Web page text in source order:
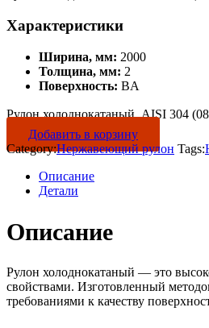
Характеристики
Ширина, мм: 2000
Толщина, мм: 2
Поверхность: BA
Рулон холоднокатаный, AISI 304
Добавить в корзину
Category:Нержавеющий рулон Tags:
Описание
Детали
Описание
Рулон холоднокатаный — это
свойствами. Изготовленный
требованиями к качеству